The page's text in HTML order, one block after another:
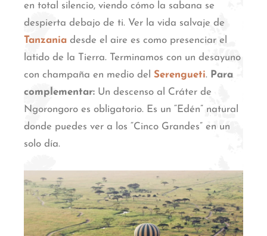
en total silencio, viendo cómo la sabana se
despierta debajo de ti. Ver la vida salvaje de
Tanzania desde el aire es como presenciar el
latido de la Tierra. Terminamos con un desayuno
con champaña en medio delSerengueti. Para
complementar: Un descenso al Cráter de
Ngorongoro es obligatorio. Es un “Edén” natural
donde puedes ver a los “Cinco Grandes” en un
solo día.